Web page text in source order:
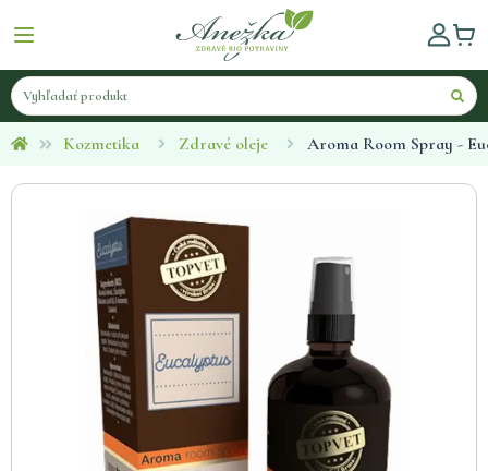
Kozmetika Zdravé oleje Aroma Room Spray -